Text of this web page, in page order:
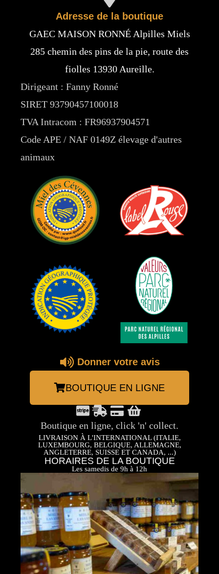
Adresse de la boutique
GAEC MAISON RONNÉ Alpilles Miels
285 chemin des pins de la pie, route des
fiolles 13930 Aureille.
Dirigeant : Fanny Ronné
SIRET 93790457100018
TVA Intracom : FR96937904571
Code APE / NAF 0149Z élevage d'autres
animaux
Donner votre avis
BOUTIQUE EN LIGNE
Boutique en ligne, click 'n' collect.
LIVRAISON À L'INTERNATIONAL (ITALIE,
LUXEMBOURG, BELGIQUE, ALLEMAGNE,
ANGLETERRE, SUISSE ET CANADA, ...)
HORAIRES DE LA BOUTIQUE
Les samedis de 9h à 12h